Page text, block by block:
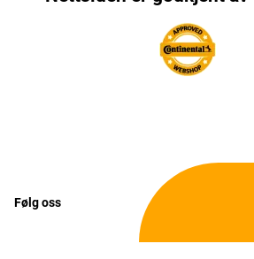
Følg oss